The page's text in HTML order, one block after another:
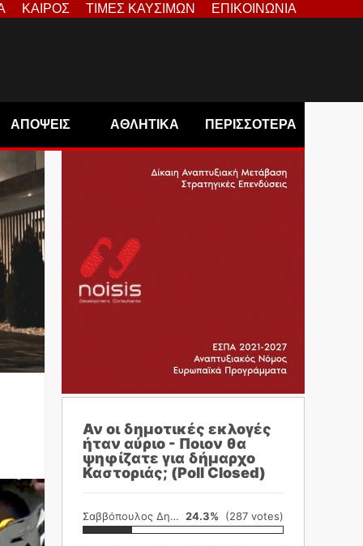
ΚΑΙΡΟΣ ΤΙΜΕΣ ΚΑΥΣΙΜΩΝ ΕΠΙΚΟΙΝΩΝΙΑ
ΑΠΟΨΕΙΣ ΑΘΛΗΤΙΚΑ ΠΕΡΙΣΣΟΤΕΡΑ
Αν οι δημοτικές εκλογές
ήταν αύριο - Ποιον θα
ψηφίζατε για δήμαρχο
Καστοριάς; (Poll Closed)
Σαββόπουλος Δημήτρης 24.3% (287 votes)